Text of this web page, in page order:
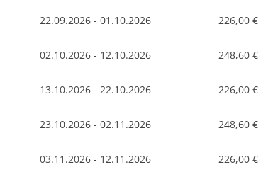
22.09.2026 - 01.10.2026 226,00 €
02.10.2026 - 12.10.2026 248,60 €
13.10.2026 - 22.10.2026 226,00 €
23.10.2026 - 02.11.2026 248,60 €
03.11.2026 - 12.11.2026 226,00 €